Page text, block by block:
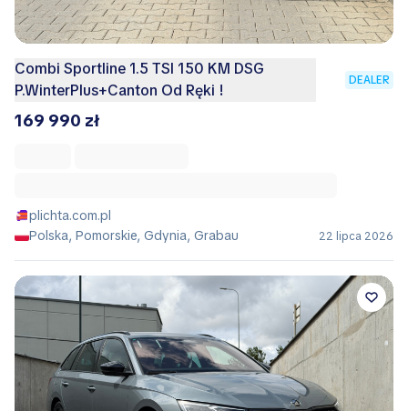
Combi Sportline 1.5 TSI 150 KM DSG
P.WinterPlus+Canton Od Ręki !
DEALER
169 990 zł
plichta.com.pl
Polska, Pomorskie, Gdynia, Grabau
22 lipca 2026